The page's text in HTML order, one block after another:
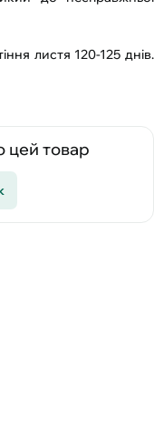
листя 120-125 днів.
цей товар